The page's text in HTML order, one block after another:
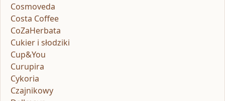
Cosmoveda
Costa Coffee
CoZaHerbata
Cukier i słodziki
Cup&You
Curupira
Cykoria
Czajnikowy